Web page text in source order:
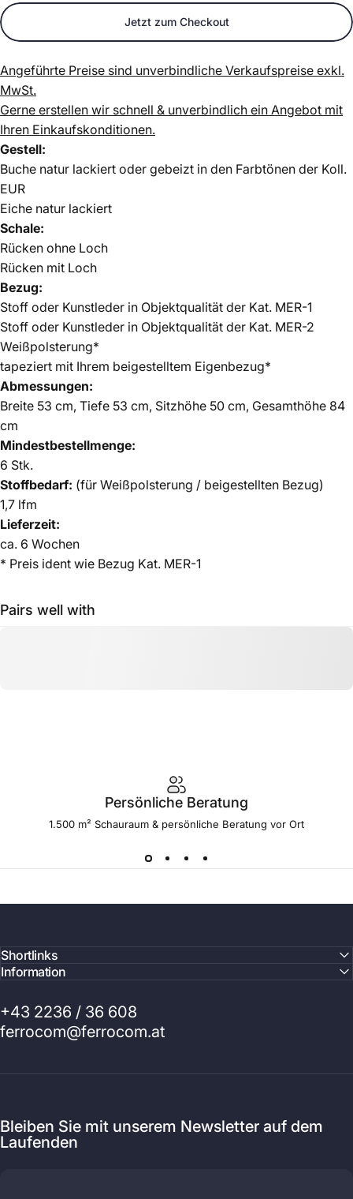
Jetzt zum Checkout
Angeführte Preise sind unverbindliche Verkaufspreise exkl.
MwSt.
Gerne erstellen wir schnell & unverbindlich ein Angebot mit
Ihren Einkaufskonditionen.
Gestell:
Buche natur lackiert oder gebeizt in den Farbtönen der Koll.
EUR
Eiche natur lackiert
Schale:
Rücken ohne Loch
Rücken mit Loch
Bezug:
Stoff oder Kunstleder in Objektqualität der Kat. MER-1
Stoff oder Kunstleder in Objektqualität der Kat. MER-2
Weißpolsterung*
tapeziert mit Ihrem beigestelltem Eigenbezug*
Abmessungen:
Breite 53 cm, Tiefe 53 cm, Sitzhöhe 50 cm, Gesamthöhe 84
cm
Mindestbestellmenge:
6 Stk.
Stoffbedarf: (für Weißpolsterung / beigestellten Bezug)
1,7 lfm
Lieferzeit:
ca. 6 Wochen
* Preis ident wie Bezug Kat. MER-1
Pairs well with
Persönliche Beratung
1.500 m² Schauraum & persönliche Beratung vor Ort
Shortlinks
Information
+43 2236 / 36 608
ferrocom@ferrocom.at
Bleiben Sie mit unserem Newsletter auf dem
Laufenden